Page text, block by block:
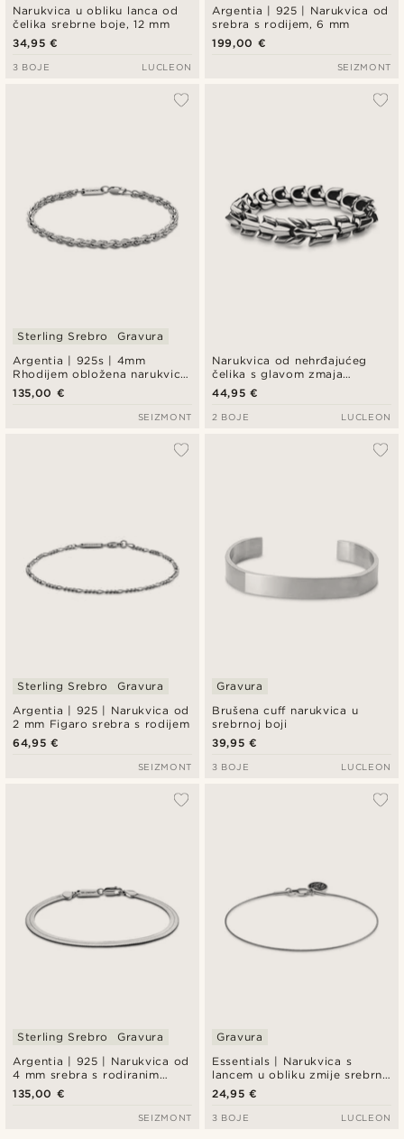
Narukvica u obliku lanca od
čelika srebrne boje, 12 mm
34,95 €
3 BOJE LUCLEON
Argentia | 925 | Narukvica od
srebra s rodijem, 6 mm
199,00 €
SEIZMONT
Argentia | 925s | 4mm
Rhodijem obložena narukvica
od srebra
Sterling Srebro Gravura
135,00 €
SEIZMONT
Narukvica od nehrđajućeg
čelika s glavom zmaja
srebrne boje
44,95 €
2 BOJE LUCLEON
Argentia | 925 | Narukvica od
2 mm Figaro srebra s rodijem
Sterling Srebro Gravura
64,95 €
SEIZMONT
Brušena cuff narukvica u
srebrnoj boji
Gravura
39,95 €
3 BOJE LUCLEON
Argentia | 925 | Narukvica od
4 mm srebra s rodiranim
uzorkom riblje kosti
Sterling Srebro Gravura
135,00 €
SEIZMONT
Essentials | Narukvica s
lancem u obliku zmije srebrne
boje, 1 mm
Gravura
24,95 €
3 BOJE LUCLEON